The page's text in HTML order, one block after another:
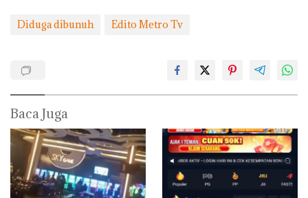
Diduga dibunuh Edito Metro Tv
Baca Juga